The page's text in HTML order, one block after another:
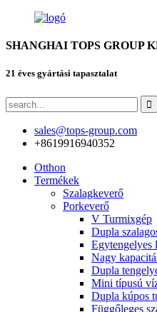
SHANGHAI TOPS GROUP
21 éves gyártási tapasztalat
sales@tops-group.com
+8619916940352
Otthon
Termékek
Szalagkeverő
Porkeverő
V Turmixgép
Dupla
Egytengelyes
Nagy
Dupla
Mini típusú
Dupla kúpos
Függőleges